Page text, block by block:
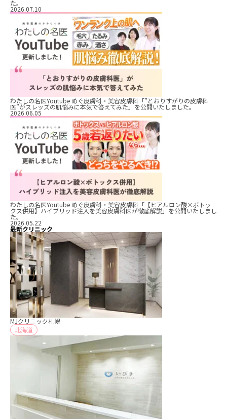
た。
2026.07.10
わたしの名医Youtube めぐ皮膚科・美容皮膚科「”とおりすがりの皮膚科
医”がスレッズの肌悩みに本気で答えてみた」を公開いたしました。
2026.06.05
わたしの名医Youtube めぐ皮膚科・美容皮膚科「【ヒアルロン酸×ボトッ
クス併用】ハイブリッド注入を美容皮膚科医が徹底解説」を公開いたしまし
た。
2026.05.22
最新クリニック
MJクリニック札幌
北海道